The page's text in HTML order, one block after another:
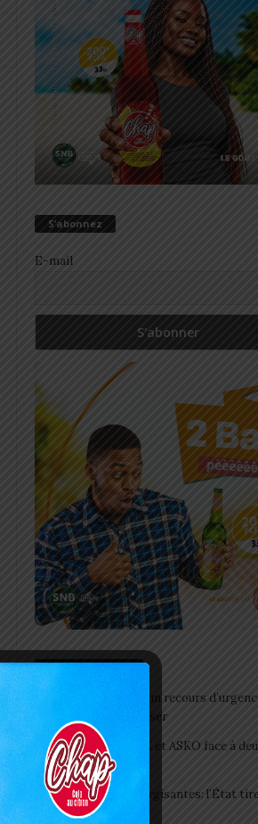
S’abonnez
E-mail
Articles récents
Pilule du lendemain : un recours
une habitude à banaliser
Interclubs CAF: ASCK et ASKO face à
morceaux
Togo/ Boissons énergisantes: l’État
sonnette d’alarme